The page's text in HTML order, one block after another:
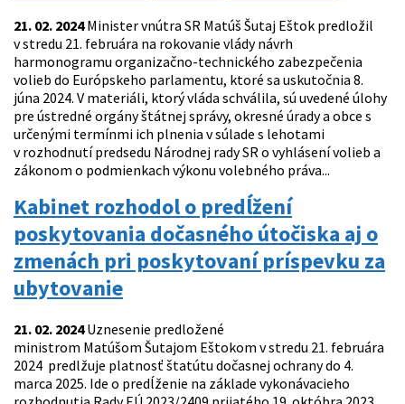
21. 02. 2024Minister vnútra SR Matúš Šutaj Eštok predložil
v stredu 21. februára na rokovanie vlády návrh
harmonogramu organizačno-technického zabezpečenia
volieb do Európskeho parlamentu, ktoré sa uskutočnia 8.
júna 2024. V materiáli, ktorý vláda schválila, sú uvedené úlohy
pre ústredné orgány štátnej správy, okresné úrady a obce s
určenými termínmi ich plnenia v súlade s lehotami
v rozhodnutí predsedu Národnej rady SR o vyhlásení volieb a
zákonom o podmienkach výkonu volebného práva...
Kabinet rozhodol o predĺžení
poskytovania dočasného útočiska aj o
zmenách pri poskytovaní príspevku za
ubytovanie
21. 02. 2024Uznesenie predložené
ministrom Matúšom Šutajom Eštokom v stredu 21. februára
2024 predlžuje platnosť štatútu dočasnej ochrany do 4.
marca 2025. Ide o predĺženie na základe vykonávacieho